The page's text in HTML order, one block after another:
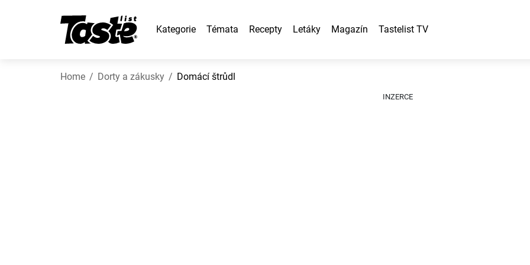
Kategorie Témata Recepty Letáky Magazín Tastelist TV
Home Dorty a zákusky Domácí štrůdl
INZERCE